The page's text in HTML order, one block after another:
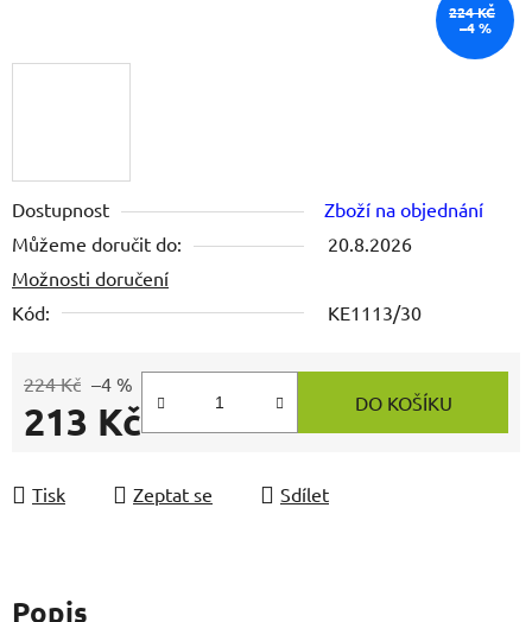
Dostupnost
Zboží na objednání
Můžeme doručit do:
20.8.2026
Možnosti doručení
Kód:
KE1113/30
224 Kč –4 %
213 Kč DO KOŠÍKU
Tisk Zeptat se Sdílet
224 KČ
–4 %
Popis